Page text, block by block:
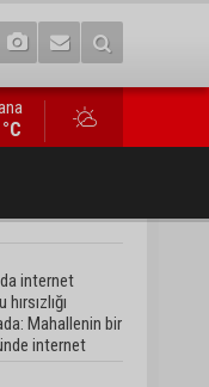
“Ortadoğu’da
internet
Mahallenin bir
internet